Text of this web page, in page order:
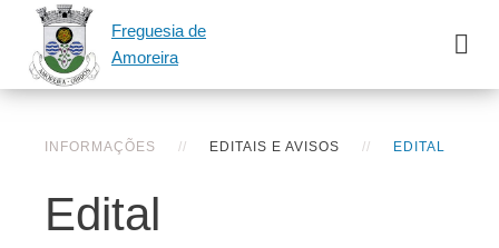
Freguesia de
Amoreira
INFORMAÇÕES EDITAIS E AVISOS EDITAL
Edital